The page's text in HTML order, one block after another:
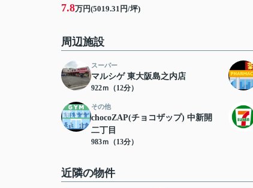
7.8万円(5019.31円/坪)
周辺施設
スーパー
マルシゲ 東大阪島之内店
922ｍ（12分）
その他
chocoZAP(チョコザップ) 中新開
二丁目
983ｍ（13分）
近隣の物件